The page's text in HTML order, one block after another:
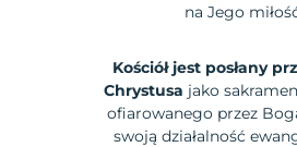
na Jego
Kościół jest posłany
Chrystusa jako
ofiarowanego przez
swoją działalność